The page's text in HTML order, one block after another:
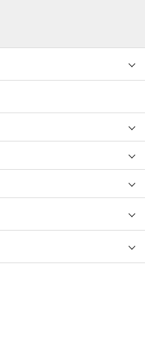
レディース
お歳暮
ジルスチュアート
SK-Ⅱ
新宿高野
ママ＆キッズ
五月人形